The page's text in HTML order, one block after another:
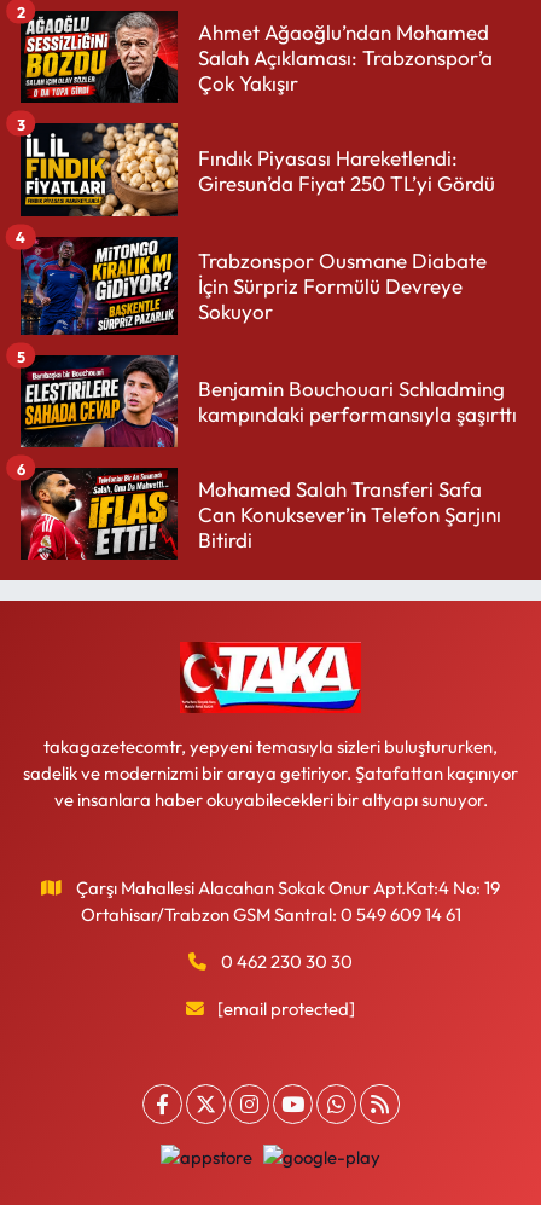
Ahmet Ağaoğlu’ndan Mohamed
Salah Açıklaması: Trabzonspor’a
Çok Yakışır
2
Fındık Piyasası Hareketlendi:
Giresun’da Fiyat 250 TL’yi Gördü
3
Trabzonspor Ousmane Diabate
İçin Sürpriz Formülü Devreye
Sokuyor
4
Benjamin Bouchouari Schladming
kampındaki performansıyla şaşırttı
5
Mohamed Salah Transferi Safa
Can Konuksever’in Telefon Şarjını
Bitirdi
6
takagazetecomtr, yepyeni temasıyla sizleri buluştururken,
sadelik ve modernizmi bir araya getiriyor. Şatafattan kaçınıyor
ve insanlara haber okuyabilecekleri bir altyapı sunuyor.
Çarşı Mahallesi Alacahan Sokak Onur Apt.Kat:4 No: 19
Ortahisar/Trabzon GSM Santral: 0 549 609 14 61
0 462 230 30 30
[email protected]